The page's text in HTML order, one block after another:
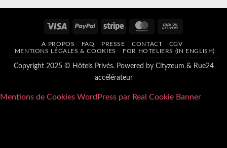
Visa PayPal Stripe MasterCard
Delivery
A PROPOS FAQ PRESSE CONTACT
CGV
MENTIONS LÉGALES & COOKIES
FOR HOTELIERS (IN ENGLISH)
Copyright 2025 © Hôtels Privés. Powered by Cityzeum & Rue24
accélérateur
Mentions de Cookies WordPress par Real Cookie Banner